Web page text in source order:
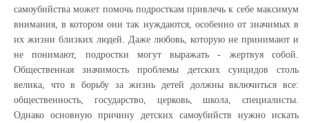
самоубийства может помочь подросткам привлечь к себе максимум
внимания, в котором они так нуждаются, особенно от значимых в
их жизни близких людей. Даже любовь, которую не принимают и
не понимают, подростки могут выражать - жертвуя собой.
Общественная значимость проблемы детских суицидов столь
велика, что в борьбу за жизнь детей должны включиться все:
общественность, государство, церковь, школа, специалисты.
Однако основную причину детских самоубийств нужно искать